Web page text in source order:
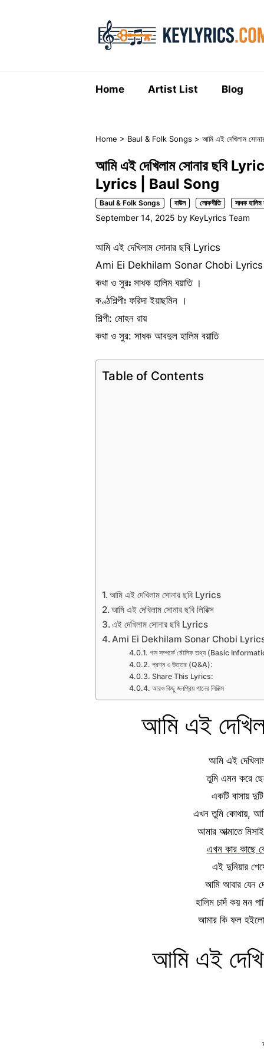
Home Artist List Blog
Home > Baul & Folk Songs > আমি এই দেখিলাম
আমি এই দেখিলাম সোনার
Lyrics | Baul Song
Baul & Folk Songs বাউল লোকগীতি সাধক হালিম
September 14, 2025 by KeyLyrics Team
আমি এই দেখিলাম সোনার ছবি Lyrics
Ami Ei Dekhilam Sonar Chobi Lyrics
কথা ও সুরঃ সাধক হালিম বয়াতি ।
কণ্ঠশিল্পীঃ ফরিদা ইয়াছমিন ।
শিল্পী: মোহন রায়
কথা ও সুর: সাধক আবদুল হালিম বয়াতি
Table of Contents
আমি এই দেখিলাম সোনার ছবি Lyrics
আমি এই দেখিলাম সোনার ছবি লিরিক্স
এই দেখিলাম সোনার ছবি Lyrics
Ami Ei Dekhilam Sonar Chobi
গান সম্পর্কে মৌলিক তথ্য (Basic
প্রশ্ন ও উত্তর (Q&A):
Share This Lyrics:
আরও কিছু জনপ্রিয় গানের লিরিক্স
আমি এই
আমি এই
তুমি এমন করে
একটি বাসায়
এখন তুমি কোথায়,
আমার আত্মাতে
এখন কার কাছে
এই দুনিয়ার
আমি আবার যেন
হালিম চাদঁ কয় মন
আমার কি ফল হইলো
আমি এই